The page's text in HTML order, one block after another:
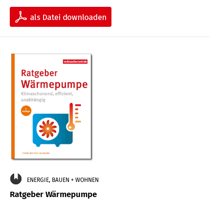
ENERGIE, BAUEN + WOHNEN
Ratgeber Wärmepumpe